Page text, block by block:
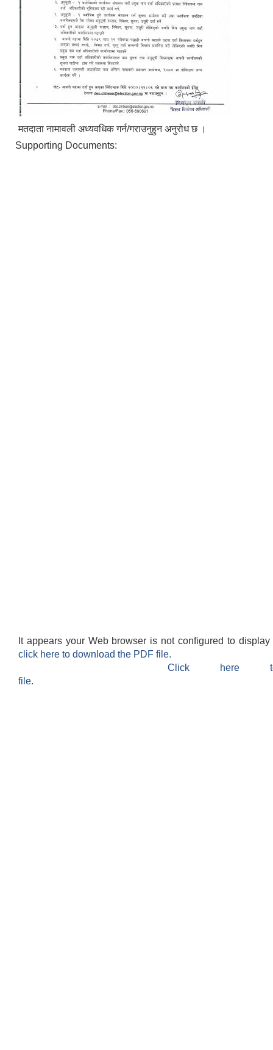
मतदाता नामावली अध्यवधिक गर्न/गराउनुहुन अनुरोध छ ।
Supporting Documents:
It appears your Web browser is not configured to
click here to download the PDF file.
Click here
file.